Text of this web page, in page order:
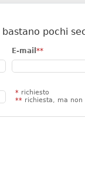
pochi
E-mail **
* richiesto
** richiesta, ma non